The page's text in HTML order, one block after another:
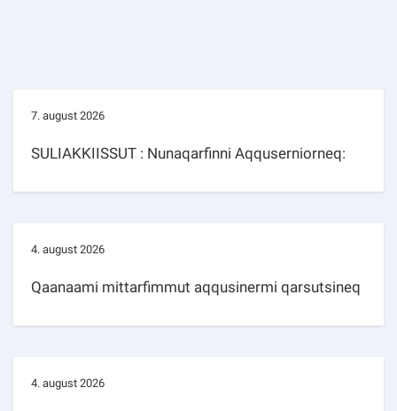
7. august 2026
SULIAKKIISSUT : Nunaqarfinni Aqquserniorneq:
4. august 2026
Qaanaami mittarfimmut aqqusinermi qarsutsineq
4. august 2026